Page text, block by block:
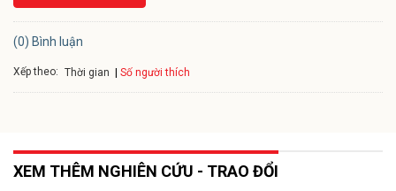
(0) Bình luận
Xếp theo: Thời gian Số người thích
XEM THÊM NGHIÊN CỨU - TRAO ĐỔI